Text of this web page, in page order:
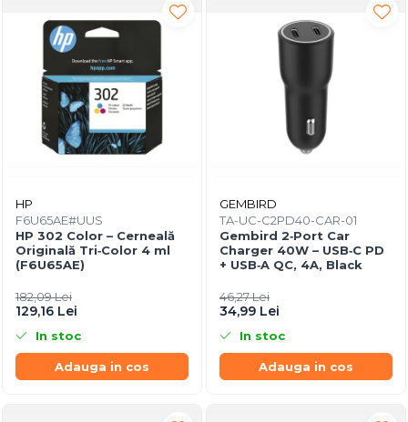
HP
F6U65AE#UUS
HP 302 Color – Cerneală
Originală Tri‑Color 4 ml
(F6U65AE)
182,09 Lei
129,16 Lei
In stoc
Adauga in cos
GEMBIRD
TA-UC-C2PD40-CAR-01
Gembird 2‑Port Car
Charger 40W – USB‑C PD
+ USB‑A QC, 4A, Black
46,27 Lei
34,99 Lei
In stoc
Adauga in cos